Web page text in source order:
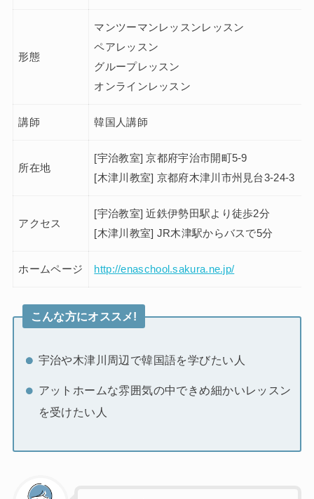
形態
マンツーマンレッスンレッスン
ペアレッスン
グループレッスン
オンラインレッスン
講師 韓国人講師
所在地
[宇治教室] 京都府宇治市開町5-9
[木津川教室] 京都府木津川市州見台3-24-3
アクセス
[宇治教室] 近鉄伊勢田駅より徒歩2分
[木津川教室] JR木津駅からバスで5分
ホームページ http://enaschool.sakura.ne.jp/
こんな方にオススメ!
宇治や木津川周辺で韓国語を学びたい人
アットホームな雰囲気の中できめ細かいレッスン
を受けたい人